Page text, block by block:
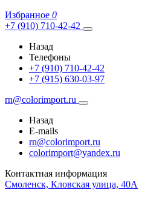
Избранное 0
+7 (910) 710-42-42
Назад
Телефоны
+7 (910) 710-42-42
+7 (915) 630-03-97
rn@colorimport.ru
Назад
E-mails
rn@colorimport.ru
colorimport@yandex.ru
Контактная информация
Смоленск, Кловская улица, 40А